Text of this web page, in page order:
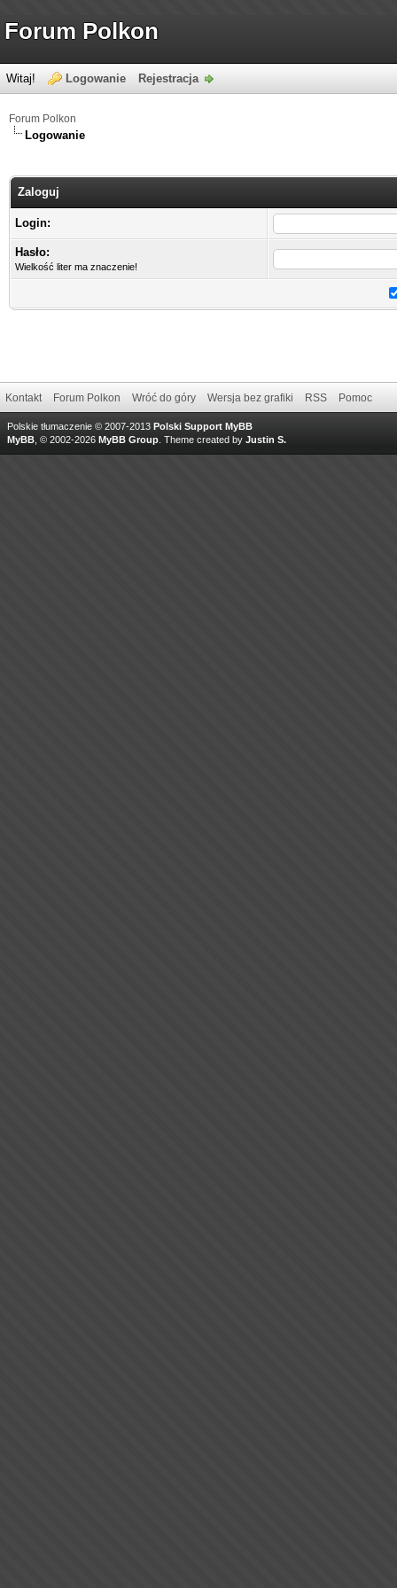
Forum Polkon
Witaj! Logowanie Rejestracja
Forum Polkon
Logowanie
Zaloguj
Login:
Hasło:
Wielkość liter ma znaczenie!
Kontakt Forum Polkon Wróć do góry Wersja bez grafiki RSS Pomoc
Polskie tłumaczenie © 2007-2013 Polski Support MyBB
MyBB , © 2002-2026 MyBB Group Theme created by Justin S.